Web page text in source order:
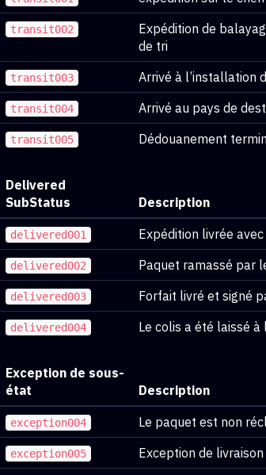
transit002
Expédition de
de tri
transit003 Arrivé à l’installation
transit004 Arrivé au pays de
transit005 Dédouanement
Delivered
SubStatus
Description
delivered001 Expédition livrée
delivered002 Paquet ramassé par
delivered003 Forfait livré et signé
delivered004 Le colis a été laissé
Exception de sous-
état
Description
exception004 Le paquet est non
exception005 Exception de livraison